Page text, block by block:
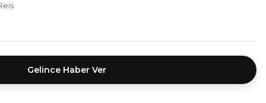
Gelince Haber Ver